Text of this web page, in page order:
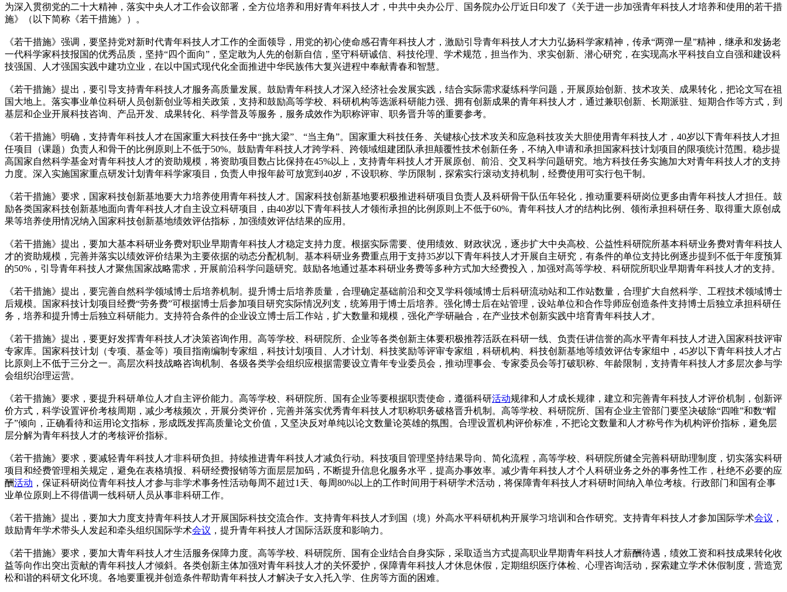
为深入贯彻党的二十大精神，落实中央人才工作会议部署，全方位培养和用好青年科技人才，中共中央办公厅、国务院办公厅近日印发了《关于进一步加强青年科技人才培养和使用的若干措
施》（以下简称《若干措施》）。
《若干措施》强调，要坚持党对新时代青年科技人才工作的全面领导，用党的初心使命感召青年科技人才，激励引导青年科技人才大力弘扬科学家精神，传承“两弹一星”精神，继承和发扬老
一代科学家科技报国的优秀品质，坚持“四个面向”，坚定敢为人先的创新自信，坚守科研诚信、科技伦理、学术规范，担当作为、求实创新、潜心研究，在实现高水平科技自立自强和建设科
技强国、人才强国实践中建功立业，在以中国式现代化全面推进中华民族伟大复兴进程中奉献青春和智慧。
《若干措施》提出，要引导支持青年科技人才服务高质量发展。鼓励青年科技人才深入经济社会发展实践，结合实际需求凝练科学问题，开展原始创新、技术攻关、成果转化，把论文写在祖
国大地上。落实事业单位科研人员创新创业等相关政策，支持和鼓励高等学校、科研机构等选派科研能力强、拥有创新成果的青年科技人才，通过兼职创新、长期派驻、短期合作等方式，到
基层和企业开展科技咨询、产品开发、成果转化、科学普及等服务，服务成效作为职称评审、职务晋升等的重要参考。
《若干措施》明确，支持青年科技人才在国家重大科技任务中“挑大梁”、“当主角”。国家重大科技任务、关键核心技术攻关和应急科技攻关大胆使用青年科技人才，40岁以下青年科技人才担
任项目（课题）负责人和骨干的比例原则上不低于50%。鼓励青年科技人才跨学科、跨领域组建团队承担颠覆性技术创新任务，不纳入申请和承担国家科技计划项目的限项统计范围。稳步提
高国家自然科学基金对青年科技人才的资助规模，将资助项目数占比保持在45%以上，支持青年科技人才开展原创、前沿、交叉科学问题研究。地方科技任务实施加大对青年科技人才的支持
力度。深入实施国家重点研发计划青年科学家项目，负责人申报年龄可放宽到40岁，不设职称、学历限制，探索实行滚动支持机制，经费使用可实行包干制。
《若干措施》要求，国家科技创新基地要大力培养使用青年科技人才。国家科技创新基地要积极推进科研项目负责人及科研骨干队伍年轻化，推动重要科研岗位更多由青年科技人才担任。鼓
励各类国家科技创新基地面向青年科技人才自主设立科研项目，由40岁以下青年科技人才领衔承担的比例原则上不低于60%。青年科技人才的结构比例、领衔承担科研任务、取得重大原创成
果等培养使用情况纳入国家科技创新基地绩效评估指标，加强绩效评估结果的应用。
《若干措施》提出，要加大基本科研业务费对职业早期青年科技人才稳定支持力度。根据实际需要、使用绩效、财政状况，逐步扩大中央高校、公益性科研院所基本科研业务费对青年科技人
才的资助规模，完善并落实以绩效评价结果为主要依据的动态分配机制。基本科研业务费重点用于支持35岁以下青年科技人才开展自主研究，有条件的单位支持比例逐步提到不低于年度预算
的50%，引导青年科技人才聚焦国家战略需求，开展前沿科学问题研究。鼓励各地通过基本科研业务费等多种方式加大经费投入，加强对高等学校、科研院所职业早期青年科技人才的支持。
《若干措施》提出，要完善自然科学领域博士后培养机制。提升博士后培养质量，合理确定基础前沿和交叉学科领域博士后科研流动站和工作站数量，合理扩大自然科学、工程技术领域博士
后规模。国家科技计划项目经费“劳务费”可根据博士后参加项目研究实际情况列支，统筹用于博士后培养。强化博士后在站管理，设站单位和合作导师应创造条件支持博士后独立承担科研任
务，培养和提升博士后独立科研能力。支持符合条件的企业设立博士后工作站，扩大数量和规模，强化产学研融合，在产业技术创新实践中培育青年科技人才。
《若干措施》提出，要更好发挥青年科技人才决策咨询作用。高等学校、科研院所、企业等各类创新主体要积极推荐活跃在科研一线、负责任讲信誉的高水平青年科技人才进入国家科技评审
专家库。国家科技计划（专项、基金等）项目指南编制专家组，科技计划项目、人才计划、科技奖励等评审专家组，科研机构、科技创新基地等绩效评估专家组中，45岁以下青年科技人才占
比原则上不低于三分之一。高层次科技战略咨询机制、各级各类学会组织应根据需要设立青年专业委员会，推动理事会、专家委员会等打破职称、年龄限制，支持青年科技人才多层次参与学
会组织治理运营。
《若干措施》要求，要提升科研单位人才自主评价能力。高等学校、科研院所、国有企业等要根据职责使命，遵循科研活动规律和人才成长规律，建立和完善青年科技人才评价机制，创新评
价方式，科学设置评价考核周期，减少考核频次，开展分类评价，完善并落实优秀青年科技人才职称职务破格晋升机制。高等学校、科研院所、国有企业主管部门要坚决破除“四唯”和数“帽
子”倾向，正确看待和运用论文指标，形成既发挥高质量论文价值，又坚决反对单纯以论文数量论英雄的氛围。合理设置机构评价标准，不把论文数量和人才称号作为机构评价指标，避免层
层分解为青年科技人才的考核评价指标。
《若干措施》要求，要减轻青年科技人才非科研负担。持续推进青年科技人才减负行动。科技项目管理坚持结果导向、简化流程，高等学校、科研院所健全完善科研助理制度，切实落实科研
项目和经费管理相关规定，避免在表格填报、科研经费报销等方面层层加码，不断提升信息化服务水平，提高办事效率。减少青年科技人才个人科研业务之外的事务性工作，杜绝不必要的应
酬活动 ，保证科研岗位青年科技人才参与非学术事务性活动每周不超过1天、每周80%以上的工作时间用于科研学术活动，将保障青年科技人才科研时间纳入单位考核。行政部门和国有企事
业单位原则上不得借调一线科研人员从事非科研工作。
《若干措施》提出，要加大力度支持青年科技人才开展国际科技交流合作。支持青年科技人才到国（境）外高水平科研机构开展学习培训和合作研究。支持青年科技人才参加国际学术会议 ，
鼓励青年学术带头人发起和牵头组织国际学术会议 ，提升青年科技人才国际活跃度和影响力。
《若干措施》要求，要加大青年科技人才生活服务保障力度。高等学校、科研院所、国有企业结合自身实际，采取适当方式提高职业早期青年科技人才薪酬待遇，绩效工资和科技成果转化收
益等向作出突出贡献的青年科技人才倾斜。各类创新主体加强对青年科技人才的关怀爱护，保障青年科技人才休息休假，定期组织医疗体检、心理咨询活动，探索建立学术休假制度，营造宽
松和谐的科研文化环境。各地要重视并创造条件帮助青年科技人才解决子女入托入学、住房等方面的困难。